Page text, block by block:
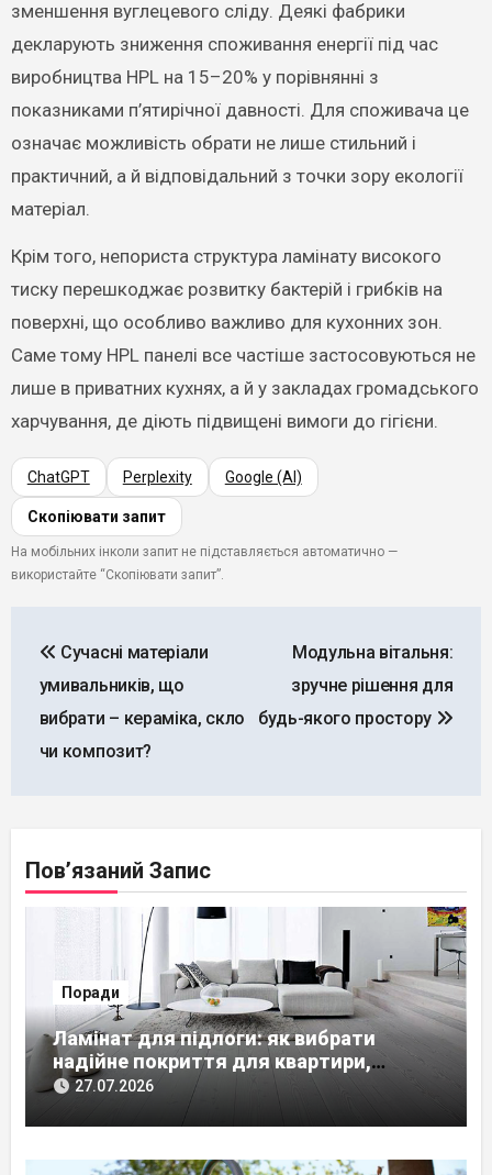
зменшення вуглецевого сліду. Деякі фабрики
декларують зниження споживання енергії під час
виробництва HPL на 15–20% у порівнянні з
показниками п’ятирічної давності. Для споживача це
означає можливість обрати не лише стильний і
практичний, а й відповідальний з точки зору екології
матеріал.
Крім того, непориста структура ламінату високого
тиску перешкоджає розвитку бактерій і грибків на
поверхні, що особливо важливо для кухонних зон.
Саме тому HPL панелі все частіше застосовуються не
лише в приватних кухнях, а й у закладах громадського
харчування, де діють підвищені вимоги до гігієни.
ChatGPT Perplexity Google (AI)
Скопіювати запит
На мобільних інколи запит не підставляється автоматично —
використайте “Скопіювати запит”.
записів
Сучасні матеріали
умивальників, що
вибрати – кераміка, скло
чи композит?
Модульна вітальня:
зручне рішення для
будь-якого простору
Пов’язаний Запис
Поради
Ламінат для підлоги: як вибрати
надійне покриття для квартири,
будинку чи офісу
27.07.2026